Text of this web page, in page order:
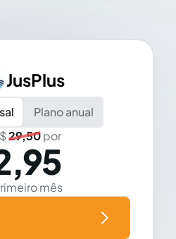
JusPlus
Plano anual
29,50por
mês